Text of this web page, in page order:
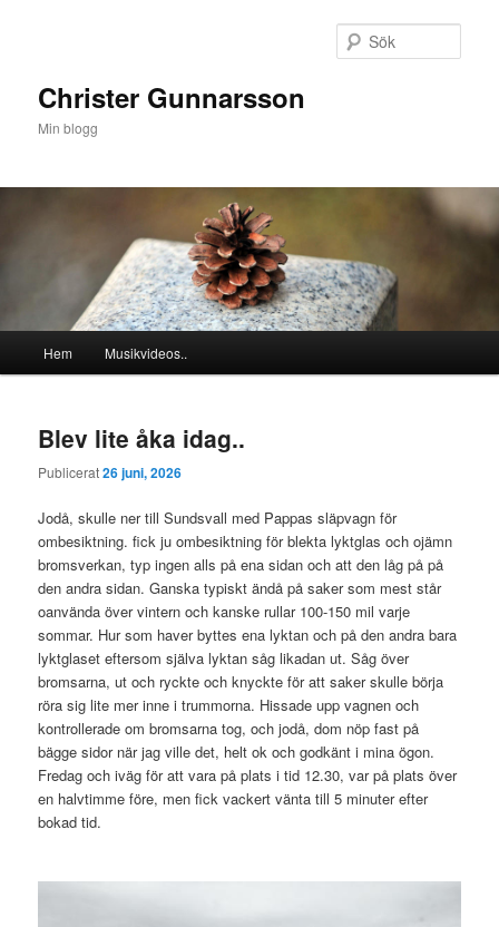
Christer Gunnarsson
Min blogg
Hem Musikvideos..
Blev lite åka idag..
Publicerat26 juni, 2026
Jodå, skulle ner till Sundsvall med Pappas släpvagn för
ombesiktning. fick ju ombesiktning för blekta lyktglas och ojämn
bromsverkan, typ ingen alls på ena sidan och att den låg på på
den andra sidan. Ganska typiskt ändå på saker som mest står
oanvända över vintern och kanske rullar 100-150 mil varje
sommar. Hur som haver byttes ena lyktan och på den andra bara
lyktglaset eftersom själva lyktan såg likadan ut. Såg över
bromsarna, ut och ryckte och knyckte för att saker skulle börja
röra sig lite mer inne i trummorna. Hissade upp vagnen och
kontrollerade om bromsarna tog, och jodå, dom nöp fast på
bägge sidor när jag ville det, helt ok och godkänt i mina ögon.
Fredag och iväg för att vara på plats i tid 12.30, var på plats över
en halvtimme före, men fick vackert vänta till 5 minuter efter
bokad tid.